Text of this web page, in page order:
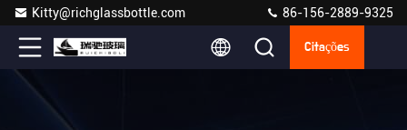
Kitty@richglassbottle.com 86-156-2889-9325
Citações